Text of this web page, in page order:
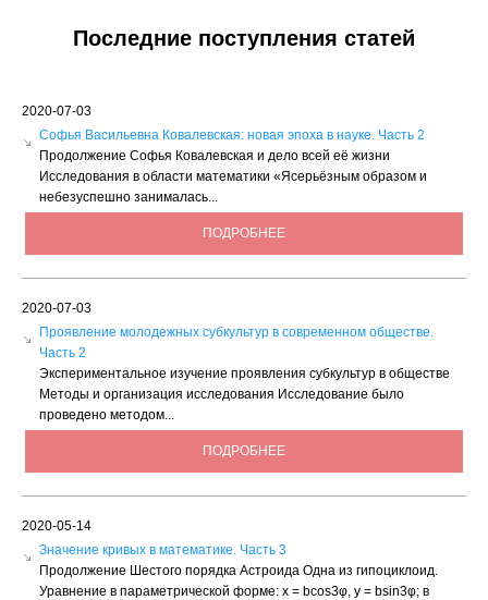
Последние поступления статей
2020-07-03
Софья Васильевна Ковалевская: новая эпоха в науке. Часть 2
Продолжение Софья Ковалевская и дело всей её жизни
Исследования в области математики «Ясерьёзным образом и
небезуспешно занималась...
ПОДРОБНЕЕ
2020-07-03
Проявление молодежных субкультур в современном обществе.
Часть 2
Экспериментальное изучение проявления субкультур в обществе
Методы и организация исследования Исследование было
проведено методом...
ПОДРОБНЕЕ
2020-05-14
Значение кривых в математике. Часть 3
Продолжение Шестого порядка Астроида Одна из гипоциклоид.
Уравнение в параметрической форме: х = bсоs3φ, у = bsin3φ; в